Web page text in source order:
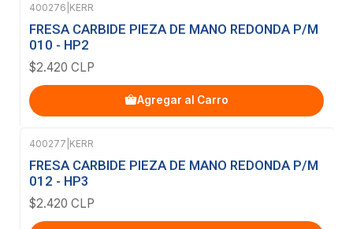
400276 KERR
FRESA CARBIDE PIEZA DE MANO REDONDA P/M
010 - HP2
$2.420 CLP
Agregar al Carro
400277 KERR
FRESA CARBIDE PIEZA DE MANO REDONDA P/M
012 - HP3
$2.420 CLP